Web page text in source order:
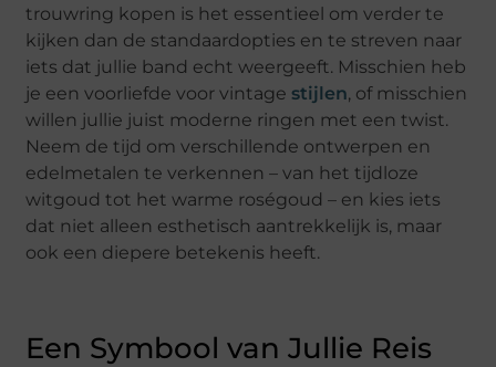
trouwring kopen is het essentieel om verder te
kijken dan de standaardopties en te streven naar
iets dat jullie band echt weergeeft. Misschien heb
je een voorliefde voor vintage stijlen, of misschien
willen jullie juist moderne ringen met een twist.
Neem de tijd om verschillende ontwerpen en
edelmetalen te verkennen – van het tijdloze
witgoud tot het warme roségoud – en kies iets
dat niet alleen esthetisch aantrekkelijk is, maar
ook een diepere betekenis heeft.
Een Symbool van Jullie Reis